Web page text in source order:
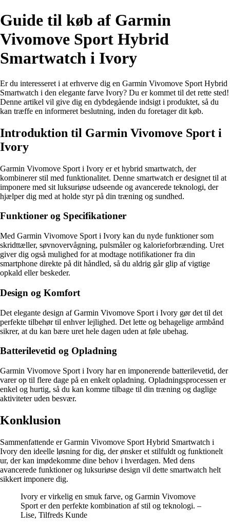
Guide til køb af Garmin
Vivomove Sport Hybrid
Smartwatch i Ivory
Er du interesseret i at erhverve dig en Garmin Vivomove Sport Hybrid
Smartwatch i den elegante farve Ivory? Du er kommet til det rette sted!
Denne artikel vil give dig en dybdegående indsigt i produktet, så du
kan træffe en informeret beslutning, inden du foretager dit køb.
Introduktion til Garmin Vivomove Sport i
Ivory
Garmin Vivomove Sport i Ivory er et hybrid smartwatch, der
kombinerer stil med funktionalitet. Denne smartwatch er designet til at
imponere med sit luksuriøse udseende og avancerede teknologi, der
hjælper dig med at holde styr på din træning og sundhed.
Funktioner og Specifikationer
Med Garmin Vivomove Sport i Ivory kan du nyde funktioner som
skridttæller, søvnovervågning, pulsmåler og kalorieforbrænding. Uret
giver dig også mulighed for at modtage notifikationer fra din
smartphone direkte på dit håndled, så du aldrig går glip af vigtige
opkald eller beskeder.
Design og Komfort
Det elegante design af Garmin Vivomove Sport i Ivory gør det til det
perfekte tilbehør til enhver lejlighed. Det lette og behagelige armbånd
sikrer, at du kan bære uret hele dagen uden at føle ubehag.
Batterilevetid og Opladning
Garmin Vivomove Sport i Ivory har en imponerende batterilevetid, der
varer op til flere dage på en enkelt opladning. Opladningsprocessen er
enkel og hurtig, så du kan komme tilbage til din træning og daglige
aktiviteter uden besvær.
Konklusion
Sammenfattende er Garmin Vivomove Sport Hybrid Smartwatch i
Ivory den ideelle løsning for dig, der ønsker et stilfuldt og funktionelt
ur, der kan imødekomme dine behov i hverdagen. Med dens
avancerede funktioner og luksuriøse design vil dette smartwatch helt
sikkert imponere dig.
Ivory er virkelig en smuk farve, og Garmin Vivomove
Sport er den perfekte kombination af stil og teknologi. –
Lise, Tilfreds Kunde